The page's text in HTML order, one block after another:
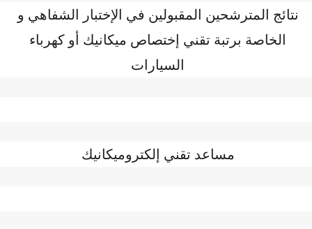
نتائج المترشحين المقبولين في الإختبار الشفاهي و
الخاصة برتبة تقني إختصاص ميكانيك أو كهرباء
السيارات
مساعد تقني إلكتروميكانيك